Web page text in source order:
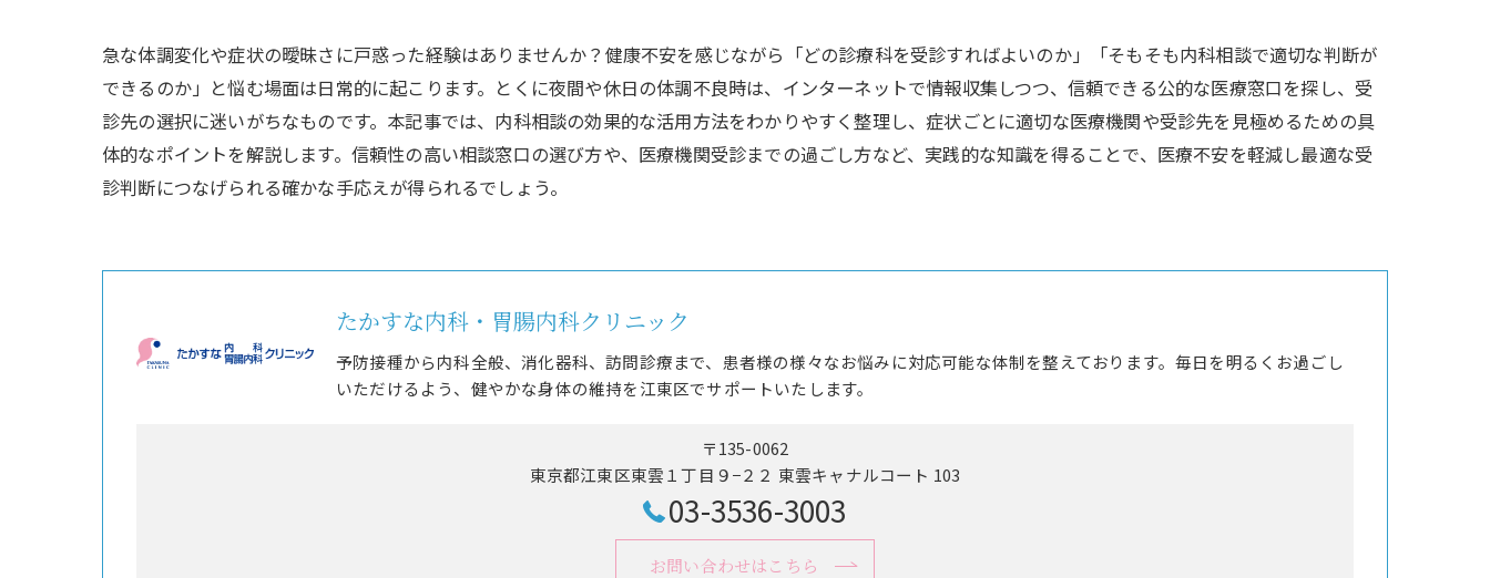
急な体調変化や症状の曖昧さに戸惑った経験はありませんか？健康不安を感じながら「どの診療科を受診すればよいのか」「そもそも内科相談で適切な判断が
できるのか」と悩む場面は日常的に起こります。とくに夜間や休日の体調不良時は、インターネットで情報収集しつつ、信頼できる公的な医療窓口を探し、受
診先の選択に迷いがちなものです。本記事では、内科相談の効果的な活用方法をわかりやすく整理し、症状ごとに適切な医療機関や受診先を見極めるための具
体的なポイントを解説します。信頼性の高い相談窓口の選び方や、医療機関受診までの過ごし方など、実践的な知識を得ることで、医療不安を軽減し最適な受
診判断につなげられる確かな手応えが得られるでしょう。
たかすな内科・胃腸内科クリニック
予防接種から内科全般、消化器科、訪問診療まで、患者様の様々なお悩みに対応可能な体制を整えております。毎日を明るくお過ごし
いただけるよう、健やかな身体の維持を江東区でサポートいたします。
〒135-0062
東京都江東区東雲１丁目９−２２ 東雲キャナルコート 103
03-3536-3003
お問い合わせはこちら